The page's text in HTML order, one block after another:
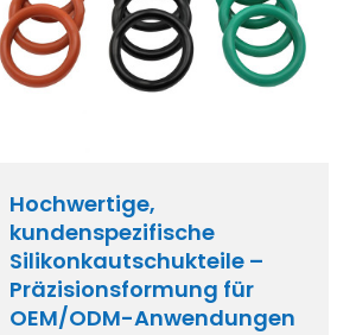
Hochwertige,
kundenspezifische
Silikonkautschukteile –
Präzisionsformung für
OEM/ODM-Anwendungen